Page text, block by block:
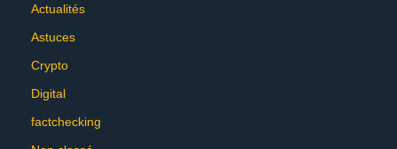
Actualités
Astuces
Crypto
Digital
factchecking